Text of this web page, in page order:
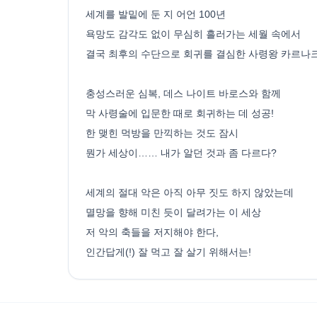
세계를 발밑에 둔 지 어언 100년
욕망도 감각도 없이 무심히 흘러가는 세월 속에서
결국 최후의 수단으로 회귀를 결심한 사령왕 카르나
충성스러운 심복, 데스 나이트 바로스와 함께
막 사령술에 입문한 때로 회귀하는 데 성공!
한 맺힌 먹방을 만끽하는 것도 잠시
뭔가 세상이…… 내가 알던 것과 좀 다르다?
세계의 절대 악은 아직 아무 짓도 하지 않았는데
멸망을 향해 미친 듯이 달려가는 이 세상
저 악의 축들을 저지해야 한다,
인간답게(!) 잘 먹고 잘 살기 위해서는!